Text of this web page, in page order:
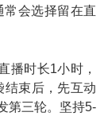
会选择留在直
播时长1小时，
结束后，先互动
第三轮。坚持5-